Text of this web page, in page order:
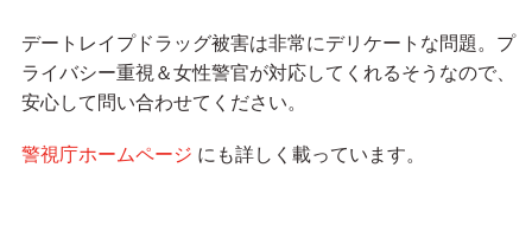
デートレイプドラッグ被害は非常にデリケートな問題。プ
ライバシー重視＆女性警官が対応してくれるそうなので、
安心して問い合わせてください。
警視庁ホームページ にも詳しく載っています。